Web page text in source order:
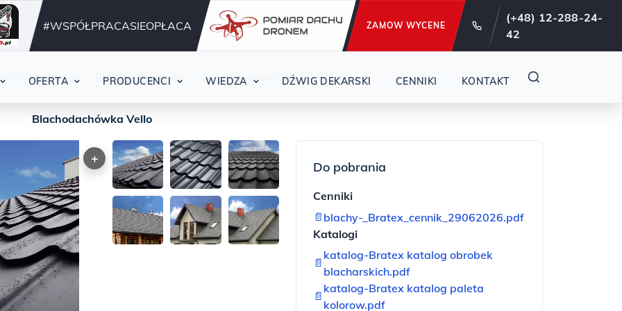
Działamy nieprzerwanie od 29 lat !
#WSPÓŁPRACASIEOPŁACA ZAMOW WYCENE
(+48) 12-288-24-
42
OFERTA PRODUCENCI WIEDZA DŹWIG DEKARSKI CENNIKI KONTAKT
klasyczne Blachodachówka Blachodachówka Vello
Blachodachówka Vello
+
Do pobrania
Cenniki
📄 blachy-_Bratex_cennik_29062026.pdf
Katalogi
📄
katalog-Bratex katalog obrobek
blacharskich.pdf
📄
katalog-Bratex katalog paleta
kolorow.pdf